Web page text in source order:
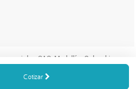
Cotizar
SAS. Medellín, Colombia.
para tu empresa a domicilio y